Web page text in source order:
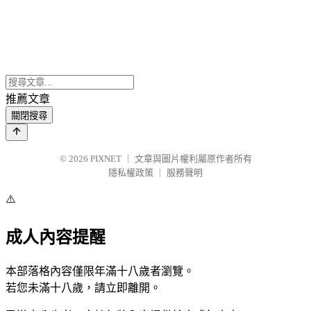
推薦文章
關閉搜尋
© 2026 PIXNET
文章與圖片權利屬原作者所有
隱私權政策
服務聲明
⚠️
成人內容提醒
本部落格內容僅限年滿十八歲者瀏覽。
若您未滿十八歲，請立即離開。